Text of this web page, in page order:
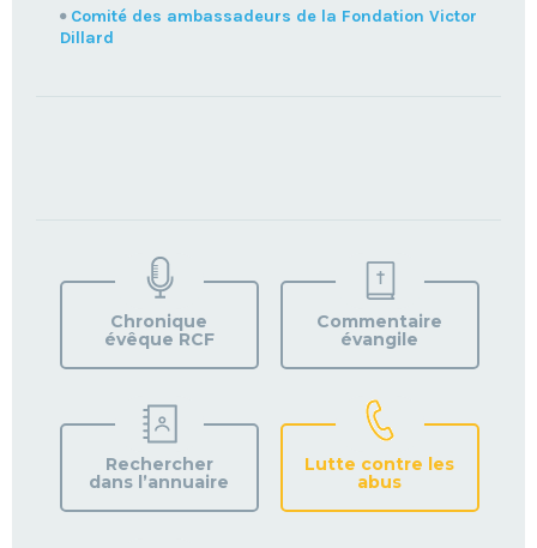
Comité des ambassadeurs de la Fondation Victor
Dillard
VOTRE
PAROISSE
Chronique
évêque RCF
Commentaire
évangile
Rechercher
dans l’annuaire
Lutte contre les
abus